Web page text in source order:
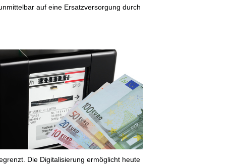
auf eine Ersatzversorgung durch
Die Digitalisierung ermöglicht heute